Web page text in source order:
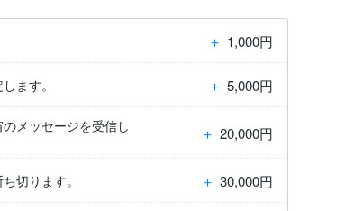
＋ 1,000円
ます。 ＋ 5,000円
メッセージを受信し
＋ 20,000円
切ります。 ＋ 30,000円